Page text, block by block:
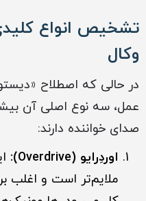
تشخیص انواع
وکال
در حالی که اصطلاح
عمل، سه نوع اصلی آن
صدای خواننده دارند:
اوردِرایو (Overdrive):
ملایم‌تر است و اغلب